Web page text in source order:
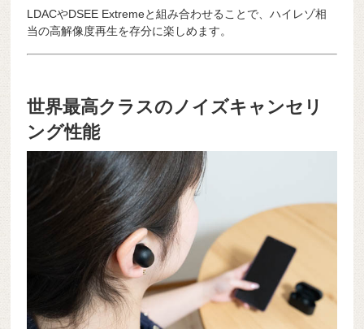
LDACやDSEE Extremeと組み合わせることで、ハイレゾ相
当の高解像度再生を存分に楽しめます。
世界最高クラスのノイズキャンセリ
ング性能